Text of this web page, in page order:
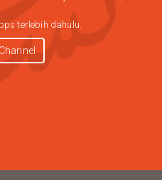
terlebih dahulu.